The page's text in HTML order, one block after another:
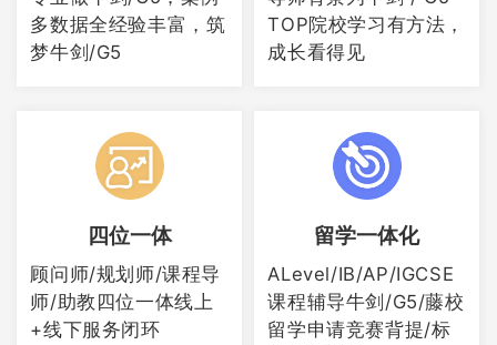
香港岭南大学
雅思要求都是比较常规的6.5分，单项没有
明确规定
雅思要求基本是6分，单项没有明确规定，
多数据全经验丰富，筑
梦牛剑/G5
TOP院校学习有方法，
成长看得见
四位一体
顾问师/规划师/课程导
师/助教四位一体线上
+线下服务闭环
留学一体化
ALevel/IB/AP/IGCSE
课程辅导牛剑/G5/藤校
留学申请竞赛背提/标